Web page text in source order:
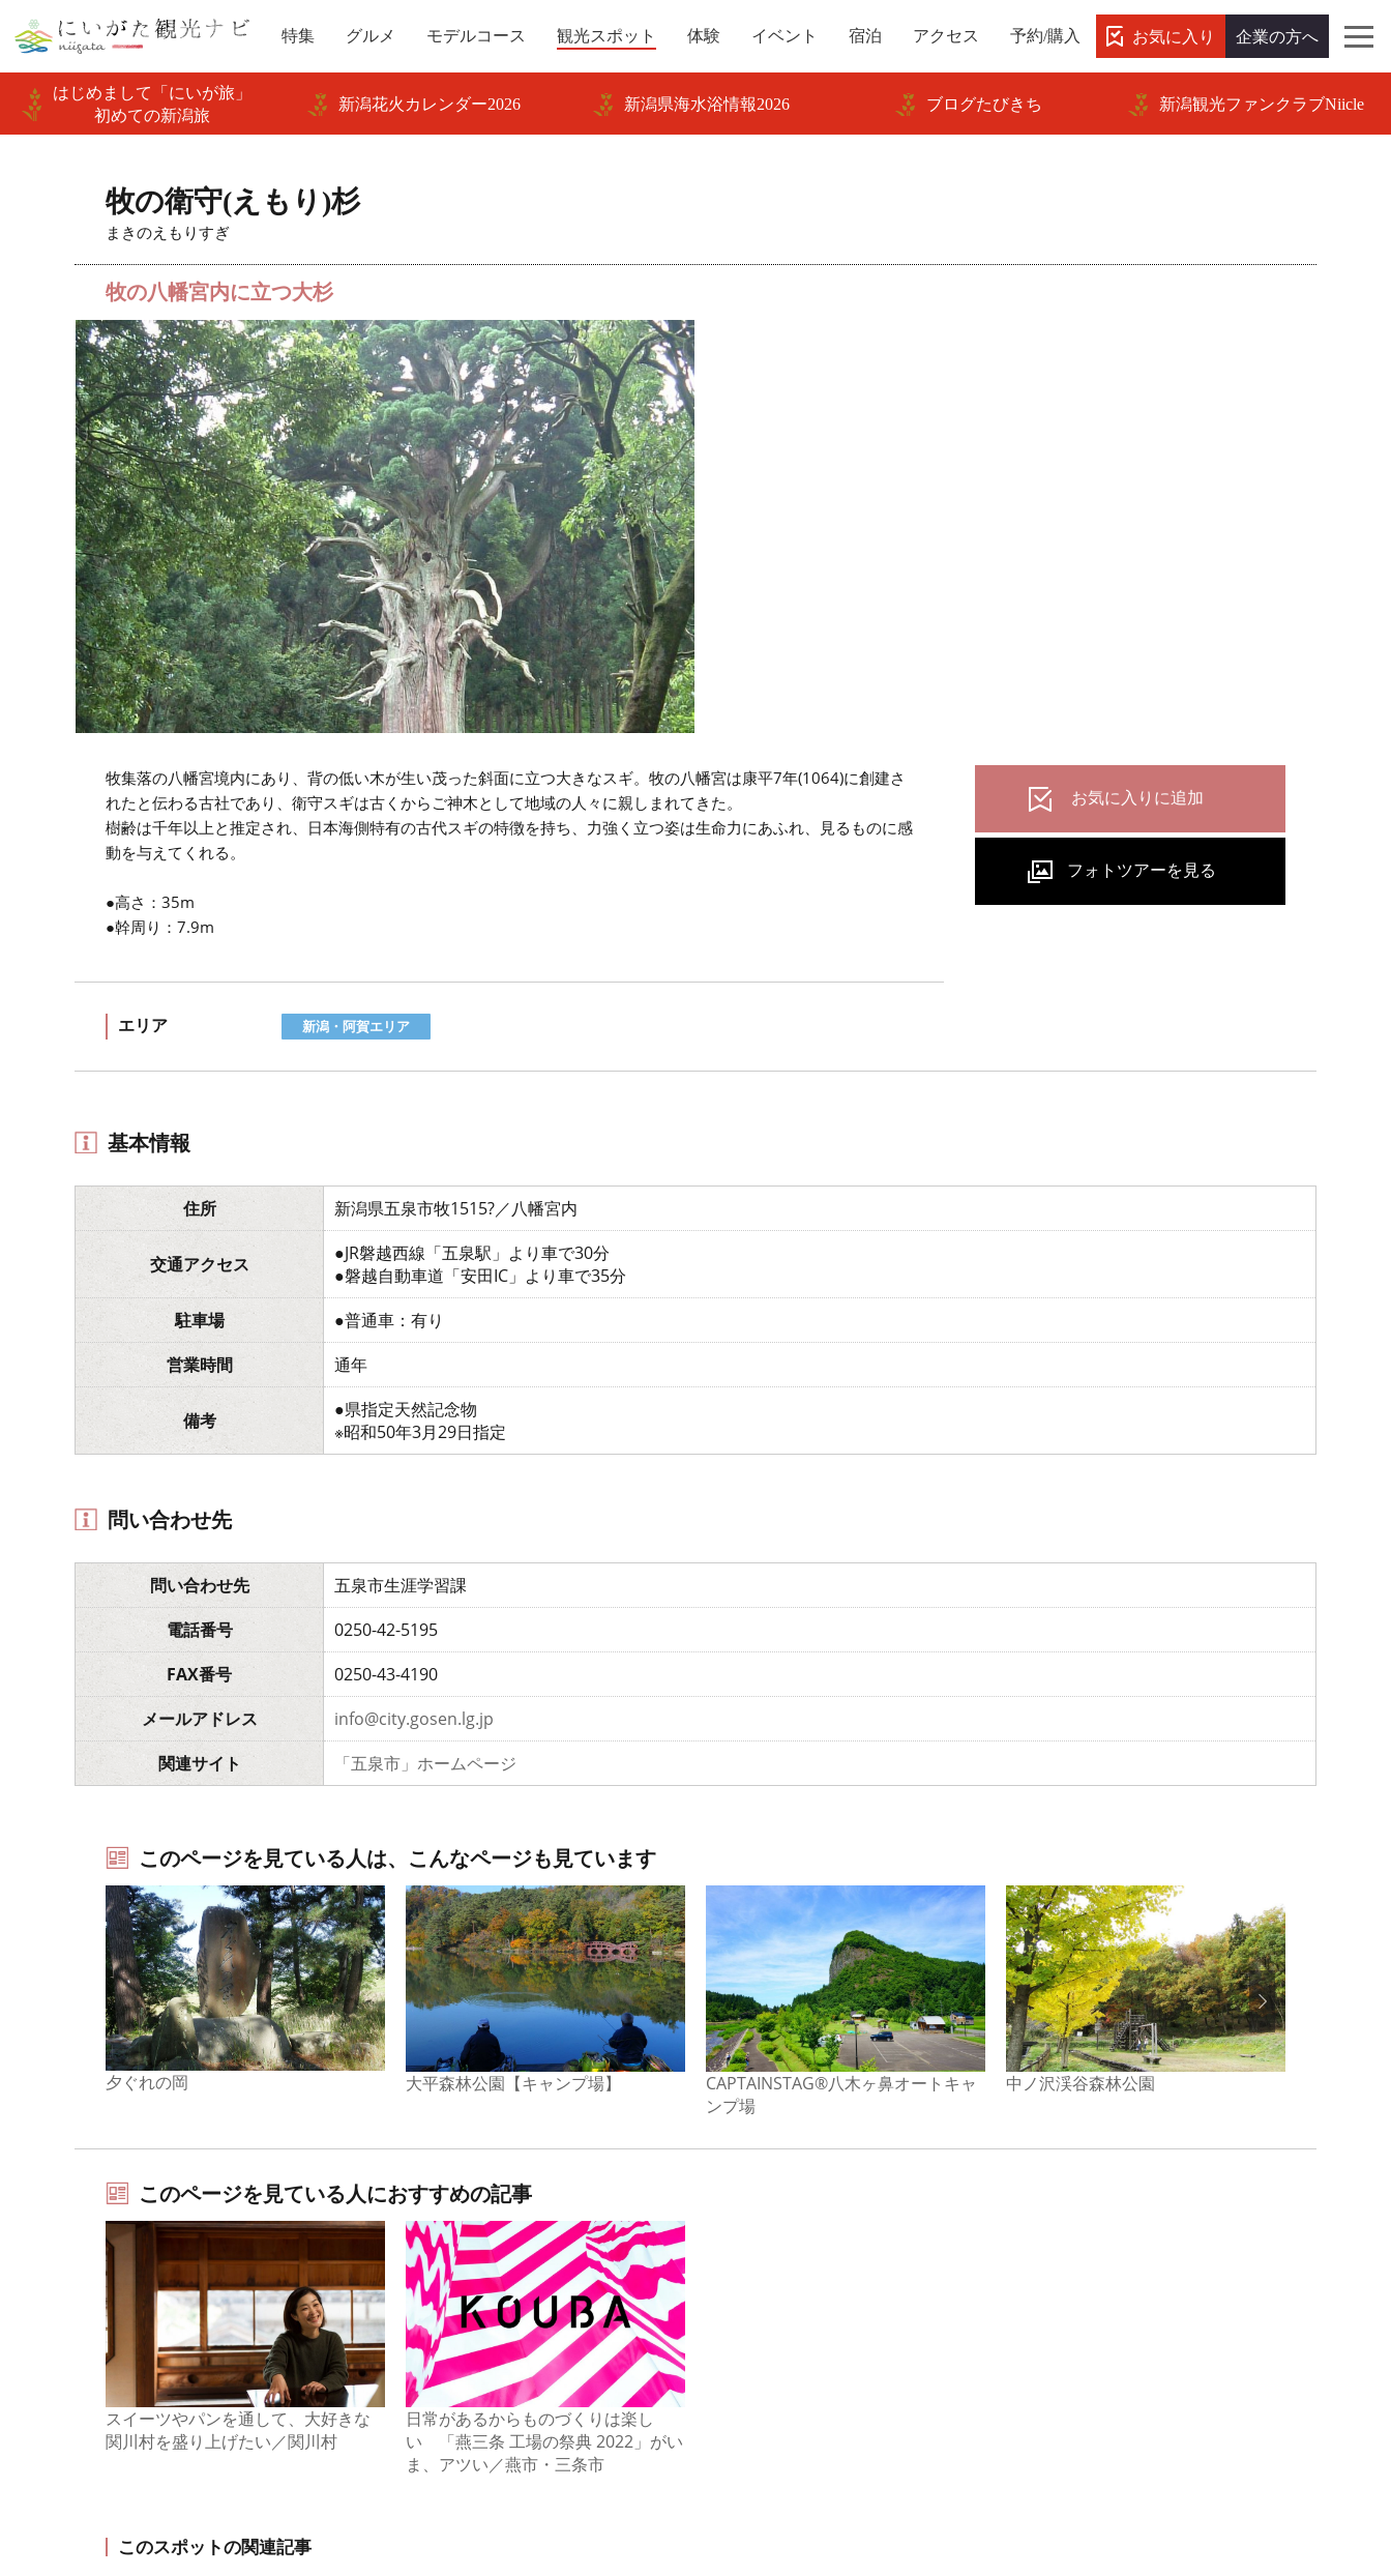
特集 グルメ モデルコース 観光スポット 体験 イベント 宿泊 アクセス 予約/購入 お気に入り 企業の方へ
はじめまして「にいが旅」
初めての新潟旅
新潟花火カレンダー2026 新潟県海水浴情報2026 ブログたびきち 新潟観光ファンクラブNiicle
牧の衛守(えもり)杉
まきのえもりすぎ
牧の八幡宮内に立つ大杉
牧集落の八幡宮境内にあり、背の低い木が生い茂った斜面に立つ大きなスギ。牧の八幡宮は康平7年(1064)に創建さ
れたと伝わる古社であり、衛守スギは古くからご神木として地域の人々に親しまれてきた。
樹齢は千年以上と推定され、日本海側特有の古代スギの特徴を持ち、力強く立つ姿は生命力にあふれ、見るものに感
動を与えてくれる。
●高さ：35m
●幹周り：7.9m
エリア 新潟・阿賀エリア
基本情報
住所 新潟県五泉市牧1515?／八幡宮内
交通アクセス
●JR磐越西線「五泉駅」より車で30分
●磐越自動車道「安田IC」より車で35分
駐車場
●普通車：有り
営業時間
通年
備考
●県指定天然記念物
※昭和50年3月29日指定
問い合わせ先
問い合わせ先
五泉市生涯学習課
電話番号
0250-42-5195
FAX番号
0250-43-4190
メールアドレス
info@city.gosen.lg.jp
関連サイト
「五泉市」ホームページ
このページを見ている人は、こんなページも見ています
夕ぐれの岡 大平森林公園【キャンプ場】
CAPTAINSTAG®八木ヶ鼻オートキャ
ンプ場
中ノ沢渓谷森林公園
このページを見ている人におすすめの記事
スイーツやパンを通して、大好きな
関川村を盛り上げたい／関川村
日常があるからものづくりは楽し
い 「燕三条 工場の祭典 2022」がい
ま、アツい／燕市・三条市
このスポットの関連記事